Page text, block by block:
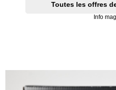
Toutes les offres
Info